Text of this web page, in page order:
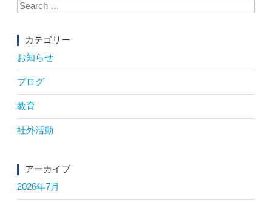
Search
for:
カテゴリー
お知らせ
ブログ
教育
社外活動
アーカイブ
2026年7月